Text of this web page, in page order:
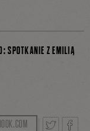
się
SPOTKANIE Z EMILIĄ